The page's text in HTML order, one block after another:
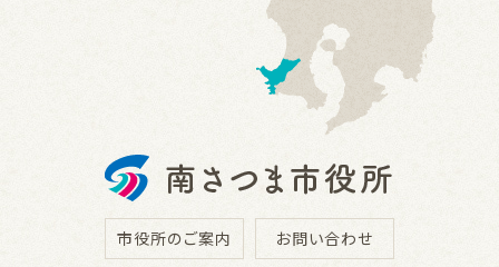
市役所のご案内 お問い合わせ